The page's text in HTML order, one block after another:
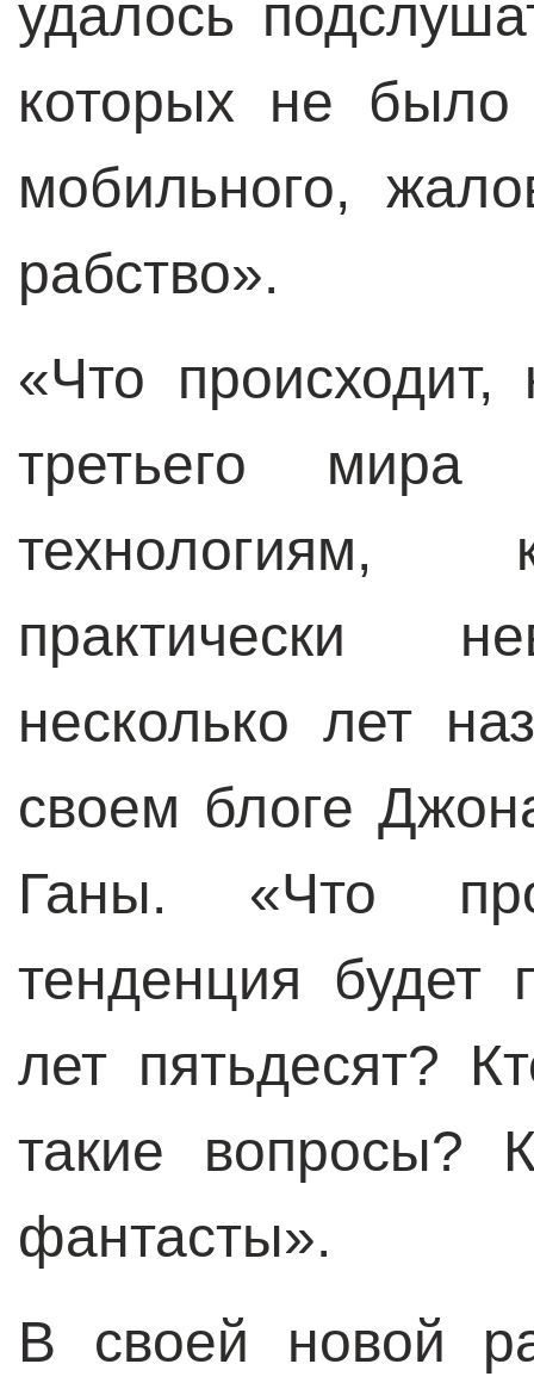
удалось
которых не было
мобильного,
рабство».
«Что
третьего мира
технологиям,
практически
несколько лет
своем блоге
Ганы. «Что
тенденция будет
лет пятьдесят?
такие вопросы?
фантасты».
В своей новой